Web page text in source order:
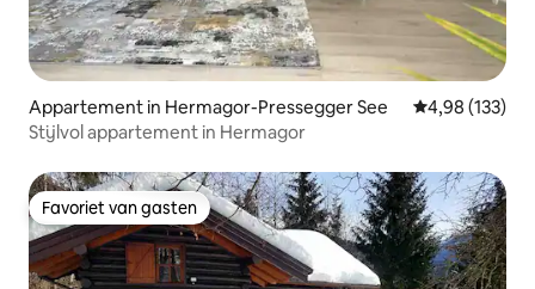
Appartement in Hermagor-Pressegger See Gemiddelde
4,98 (133)
Stijlvol appartement in Hermagor
Favoriet van gasten
Favoriet van gasten